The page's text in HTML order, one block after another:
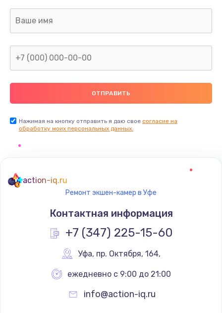
Нажимая на кнопку отправить я даю свое согласие на
обработку моих персональных данных.
action-iq.ru
Ремонт экшен-камер в Уфе
Контактная информация
+7 (347) 225-15-60
Уфа, пр. Октября, 164,
ежедневно с 9:00 до 21:00
info@action-iq.ru